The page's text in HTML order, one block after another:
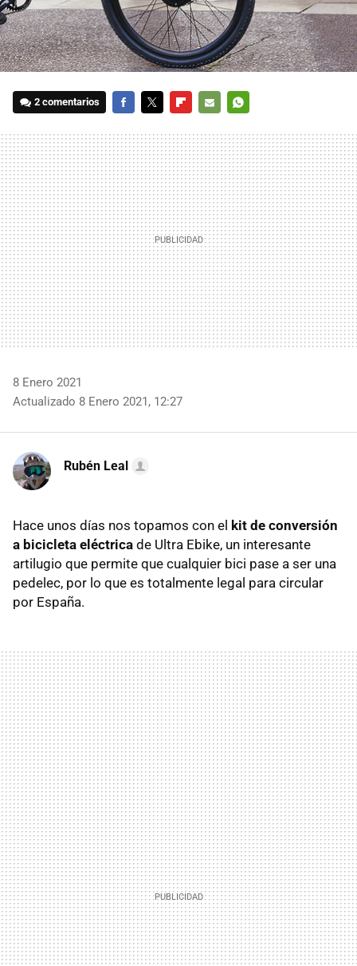
2 comentarios
MAIL
8 Enero 2021
Actualizado 8 Enero 2021, 12:27
Rubén Leal
Hace unos días nos topamos con el kit de conversión
a bicicleta eléctrica de Ultra Ebike, un interesante
artilugio que permite que cualquier bici pase a ser una
pedelec, por lo que es totalmente legal para circular
por España.